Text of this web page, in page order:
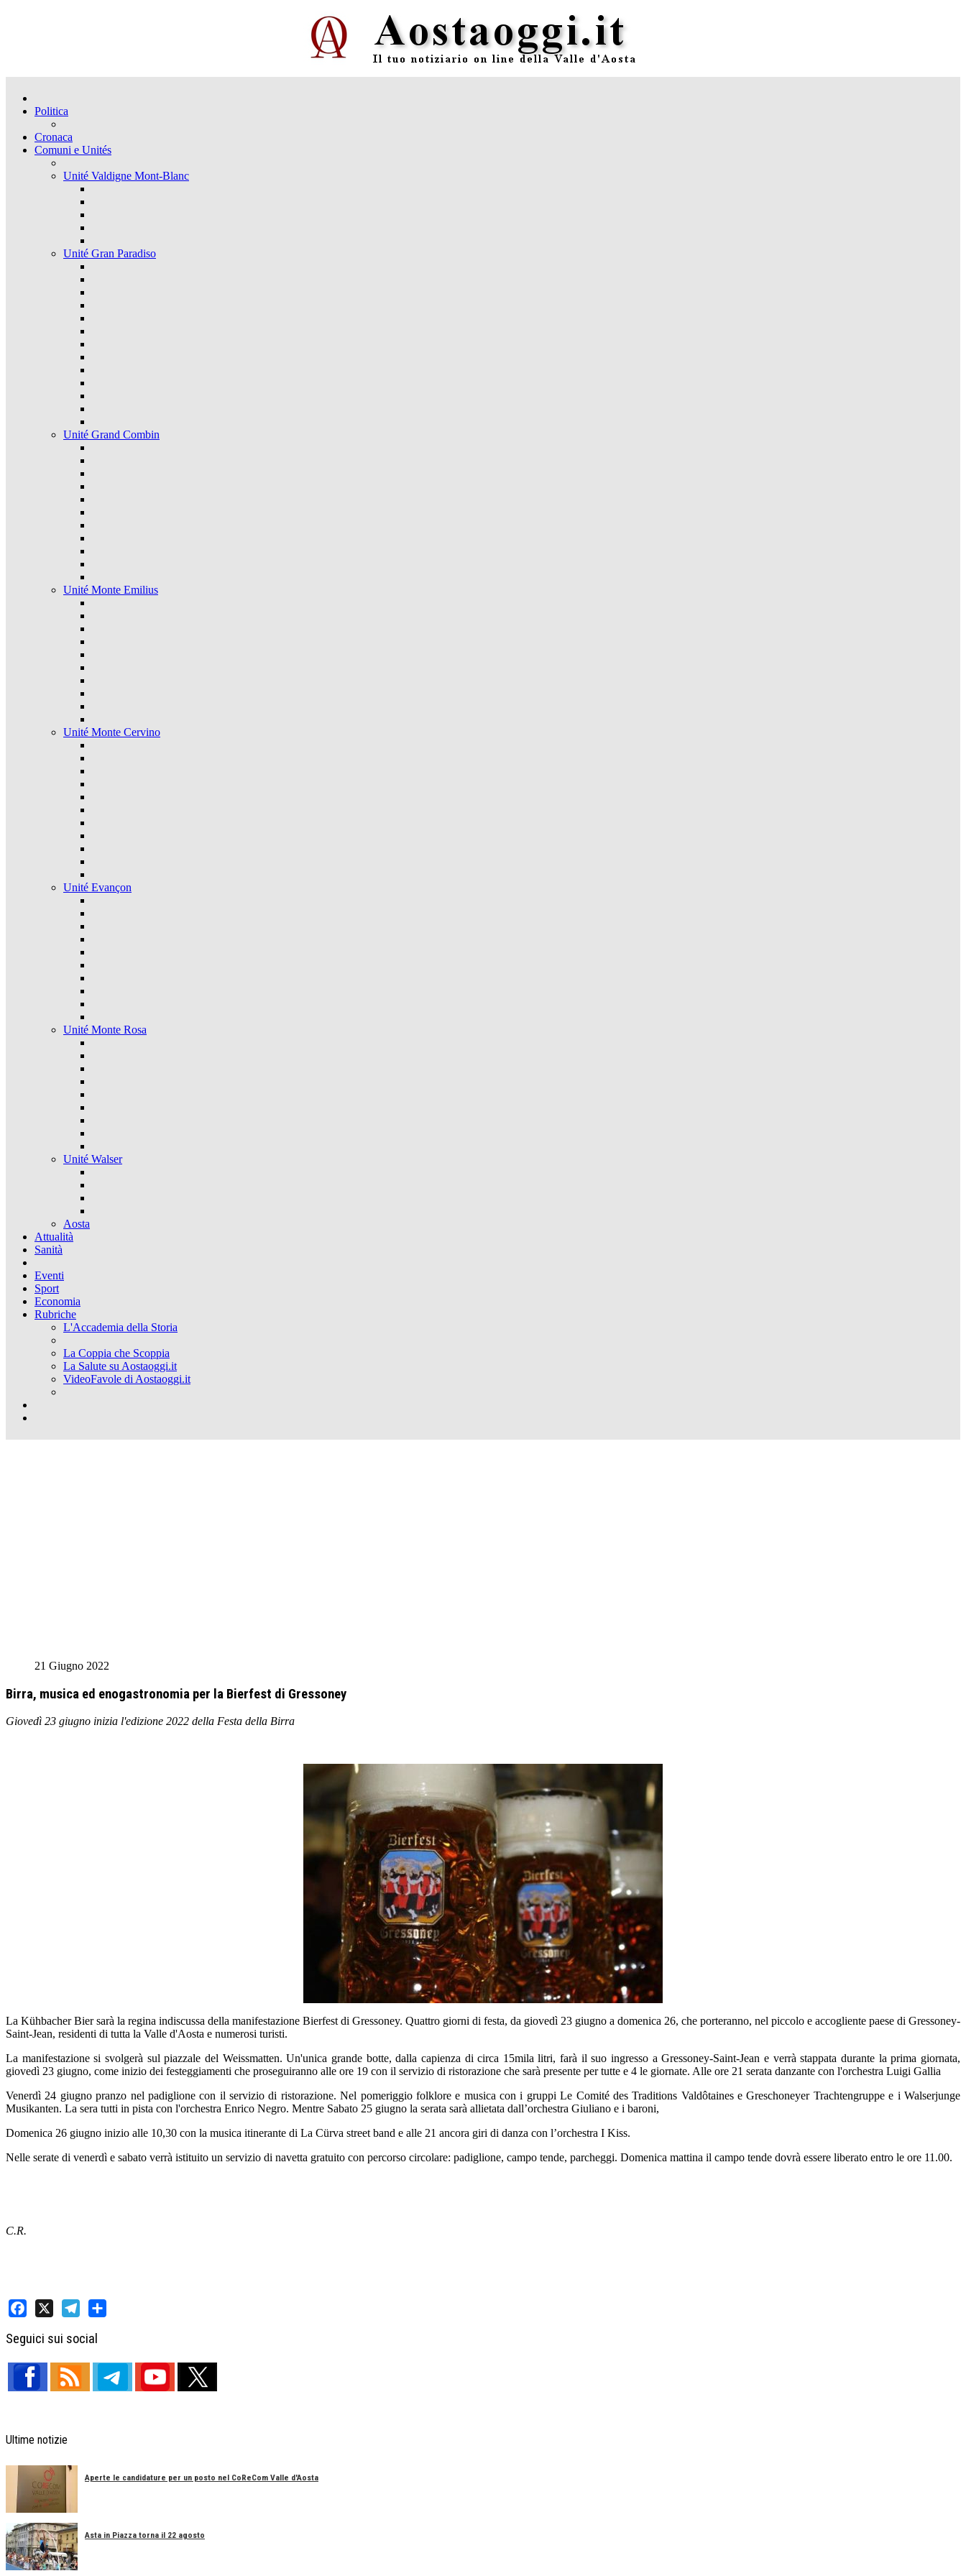
Politica
Cronaca
Comuni e Unités
Unité Valdigne Mont-Blanc
Unité Gran Paradiso
Unité Grand Combin
Unité Monte Emilius
Unité Monte Cervino
Unité Evançon
Unité Monte Rosa
Unité Walser
Aosta
Attualità
Sanità
Eventi
Sport
Economia
Rubriche
L'Accademia della Storia
La Coppia che Scoppia
La Salute su Aostaoggi.it
VideoFavole di Aostaoggi.it
21 Giugno 2022
Birra, musica ed enogastronomia per la Bierfest di Gressoney
Giovedì 23 giugno inizia l'edizione 2022 della Festa della Birra
La Kühbacher Bier sarà la regina indiscussa della manifestazione Bierfest di Gressoney. Quattro giorni di festa, da giovedì 23 giugno a domenica 26, che porteranno, nel piccolo e accogliente paese di Gressoney-
Saint-Jean, residenti di tutta la Valle d'Aosta e numerosi turisti.
La manifestazione si svolgerà sul piazzale del Weissmatten. Un'unica grande botte, dalla capienza di circa 15mila litri, farà il suo ingresso a Gressoney-Saint-Jean e verrà stappata durante la prima giornata,
giovedì 23 giugno, come inizio dei festeggiamenti che proseguiranno alle ore 19 con il servizio di ristorazione che sarà presente per tutte e 4 le giornate. Alle ore 21 serata danzante con l'orchestra Luigi Gallia
Venerdì 24 giugno pranzo nel padiglione con il servizio di ristorazione. Nel pomeriggio folklore e musica con i gruppi Le Comité des Traditions Valdôtaines e Greschoneyer Trachtengruppe e i Walserjunge
Musikanten. La sera tutti in pista con l'orchestra Enrico Negro. Mentre Sabato 25 giugno la serata sarà allietata dall’orchestra Giuliano e i baroni,
Domenica 26 giugno inizio alle 10,30 con la musica itinerante di La Cürva street band e alle 21 ancora giri di danza con l’orchestra I Kiss.
Nelle serate di venerdì e sabato verrà istituito un servizio di navetta gratuito con percorso circolare: padiglione, campo tende, parcheggi. Domenica mattina il campo tende dovrà essere liberato entro le ore 11.00.
C.R.
Seguici sui social
Ultime notizie
Aperte le candidature per un posto nel CoReCom Valle d'Aosta
Asta in Piazza torna il 22 agosto